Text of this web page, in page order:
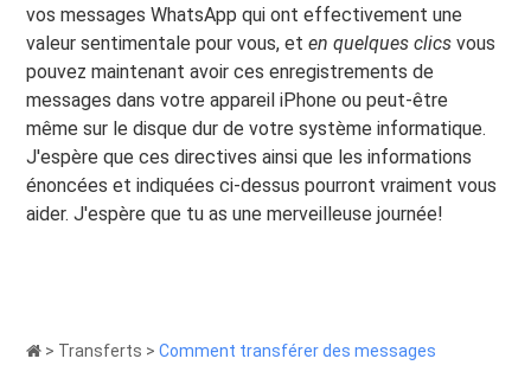
vos messages WhatsApp qui ont effectivement une
valeur sentimentale pour vous, eten quelques clics vous
pouvez maintenant avoir ces enregistrements de
messages dans votre appareil iPhone ou peut-être
même sur le disque dur de votre système informatique.
J'espère que ces directives ainsi que les informations
énoncées et indiquées ci-dessus pourront vraiment vous
aider. J'espère que tu as une merveilleuse journée!
> Transferts >Comment transférer des messages